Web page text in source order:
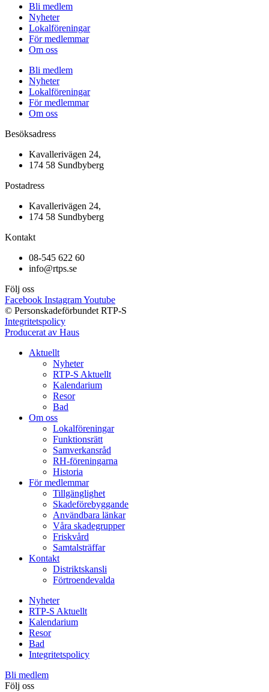
Bli medlem
Nyheter
Lokalföreningar
För medlemmar
Om oss
Bli medlem
Nyheter
Lokalföreningar
För medlemmar
Om oss
Besöksadress
Kavallerivägen 24,
174 58 Sundbyberg
Postadress
Kavallerivägen 24,
174 58 Sundbyberg
Kontakt
08-545 622 60
info@rtps.se
Följ oss
Facebook InstagramYoutube
© Personskadeförbundet RTP-S
Integritetspolicy
Producerat av Haus
Aktuellt
Nyheter
RTP-S Aktuellt
Kalendarium
Resor
Bad
Om oss
Lokalföreningar
Funktionsrätt
Samverkansråd
RH-föreningarna
Historia
För medlemmar
Tillgänglighet
Skadeförebyggande
Användbara länkar
Våra skadegrupper
Friskvård
Samtalsträffar
Kontakt
Distriktskansli
Förtroendevalda
Nyheter
RTP-S Aktuellt
Kalendarium
Resor
Bad
Integritetspolicy
Bli medlem
Följ oss